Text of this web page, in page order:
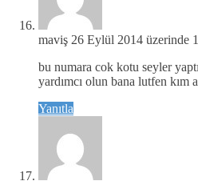
maviş 26 Eylül 2014 üzerinde
bu numara cok kotu seyler
yardımcı olun bana lutfen kım
Yanıtla